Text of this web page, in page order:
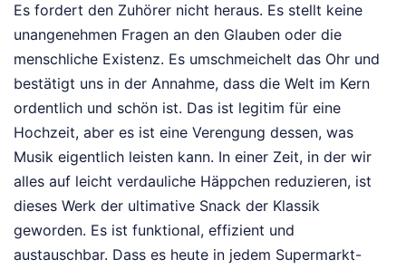
Es fordert den Zuhörer nicht heraus. Es stellt keine
unangenehmen Fragen an den Glauben oder die
menschliche Existenz. Es umschmeichelt das Ohr und
bestätigt uns in der Annahme, dass die Welt im Kern
ordentlich und schön ist. Das ist legitim für eine
Hochzeit, aber es ist eine Verengung dessen, was
Musik eigentlich leisten kann. In einer Zeit, in der wir
alles auf leicht verdauliche Häppchen reduzieren, ist
dieses Werk der ultimative Snack der Klassik
geworden. Es ist funktional, effizient und
austauschbar. Dass es heute in jedem Supermarkt-